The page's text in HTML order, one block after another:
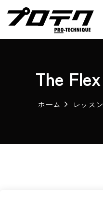
The
ホーム レッスン